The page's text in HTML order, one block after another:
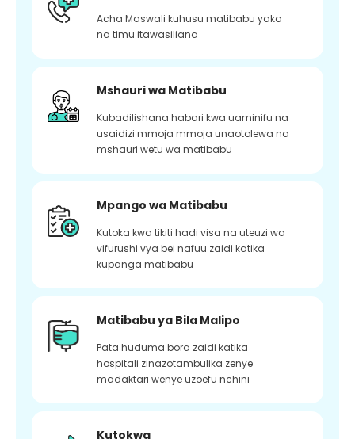
Acha Maswali kuhusu matibabu yako
na timu itawasiliana
Mshauri wa Matibabu
Kubadilishana habari kwa uaminifu na
usaidizi mmoja mmoja unaotolewa na
mshauri wetu wa matibabu
Mpango wa Matibabu
Kutoka kwa tikiti hadi visa na uteuzi wa
vifurushi vya bei nafuu zaidi katika
kupanga matibabu
Matibabu ya Bila Malipo
Pata huduma bora zaidi katika
hospitali zinazotambulika zenye
madaktari wenye uzoefu nchini
Kutokwa